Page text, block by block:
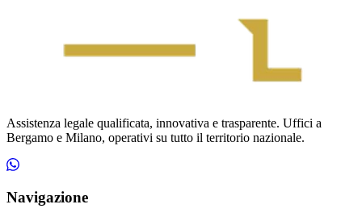
Assistenza legale qualificata, innovativa e trasparente. Uffici a
Bergamo e Milano, operativi su tutto il territorio nazionale.
Navigazione